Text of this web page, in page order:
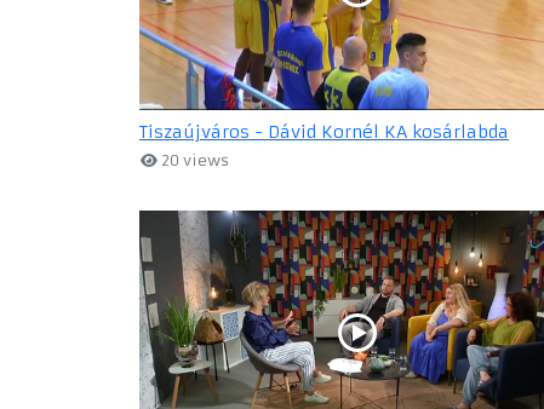
Tiszaújváros - Dávid Kornél KA kosárlabda
20 views